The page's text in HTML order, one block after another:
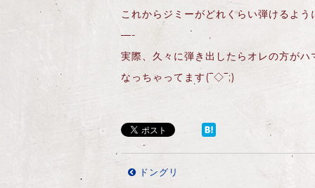
これからジミーがどれくらい弾けるよ
—-
実際、久々に弾き出したらオレの方が
なっちゃってます(‾◇‾;)
ドングリ